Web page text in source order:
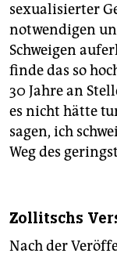
sexualisierter
notwendigen
Schweigen
finde das so
30 Jahre an
es nicht hätte
sagen, ich
Weg des
Zollitschs
Nach der